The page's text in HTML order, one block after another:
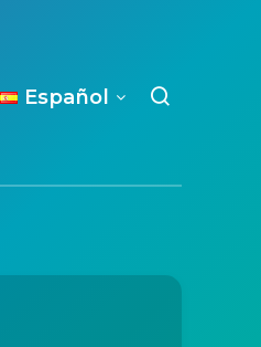
Español